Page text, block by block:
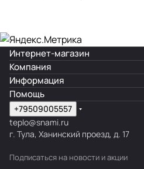
Интернет-магазин
Компания
Информация
Помощь
+79509005557
teplo@snami.ru
г. Тула, Ханинский проезд, д. 17
Подписаться на новости и акции